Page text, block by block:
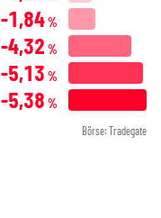
-1,84%
-4,32 %
-5,13 %
-5,38 %
Börse: Tradegate